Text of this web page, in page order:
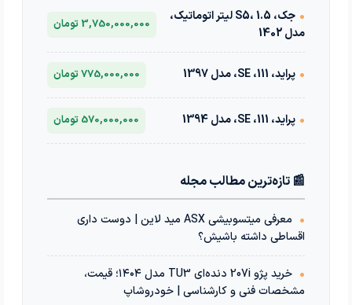
•
جک، S5، 1.5 لیتر اتوماتیک،
مدل 1402
3,750,000,000 تومان
• پراید، 111، SE، مدل 1397 775,000,000 تومان
• پراید، 111، SE، مدل 1394 570,000,000 تومان
📰 تازه‌ترین مطالب مجله
•
معرفی میتسوبیشی ASX مید لاین | دوست داری
اقساطی داشته باشیش؟
•
خرید پژو 207i دنده‌ای TU3 مدل ۱۴۰۴؛ قیمت،
مشخصات فنی و کارشناسی | خودروشاپ